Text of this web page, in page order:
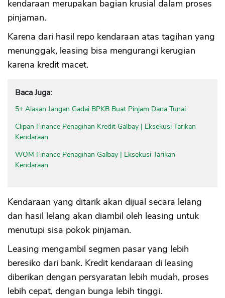
kendaraan merupakan bagian krusial dalam proses
pinjaman.
Karena dari hasil repo kendaraan atas tagihan yang
menunggak, leasing bisa mengurangi kerugian
karena kredit macet.
Baca Juga:
5+ Alasan Jangan Gadai BPKB Buat Pinjam Dana Tunai
Clipan Finance Penagihan Kredit Galbay | Eksekusi Tarikan
Kendaraan
WOM Finance Penagihan Galbay | Eksekusi Tarikan
Kendaraan
Kendaraan yang ditarik akan dijual secara lelang
dan hasil lelang akan diambil oleh leasing untuk
menutupi sisa pokok pinjaman.
Leasing mengambil segmen pasar yang lebih
beresiko dari bank. Kredit kendaraan di leasing
diberikan dengan persyaratan lebih mudah, proses
lebih cepat, dengan bunga lebih tinggi.